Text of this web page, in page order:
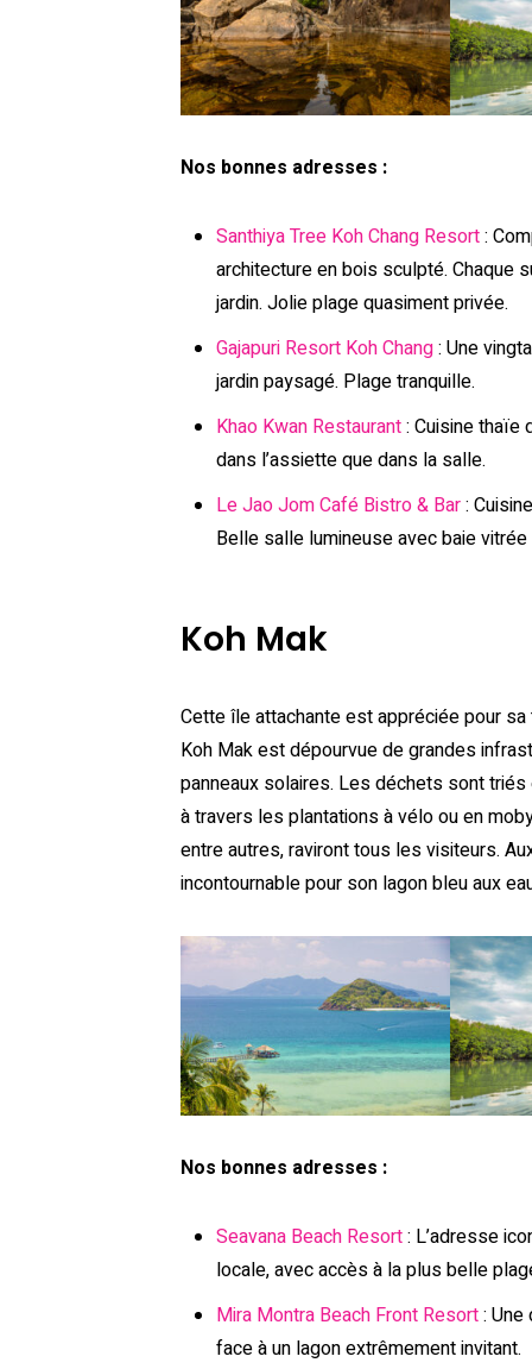
Nos bonnes adresses :
Santhiya Tree Koh Chang Resort:
architecture en bois sculpté. Chaque
jardin. Jolie plage quasiment privée.
Gajapuri Resort Koh Chang: Une
jardin paysagé. Plage tranquille.
Khao Kwan Restaurant: Cuisine thaïe
dans l’assiette que dans la salle.
Le Jao Jom Café Bistro & Bar:
Belle salle lumineuse avec baie
Koh Mak
Cette île attachante est appréciée pour
Koh Mak est dépourvue de grandes
panneaux solaires. Les déchets sont
à travers les plantations à vélo ou en
entre autres, raviront tous les visiteurs.
incontournable pour son lagon bleu aux
Nos bonnes adresses :
Seavana Beach Resort: L’adresse
locale, avec accès à la plus belle
Mira Montra Beach Front Resort:
face à un lagon extrêmement invitant.